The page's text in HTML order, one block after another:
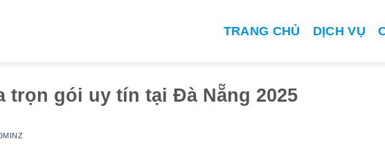
TRANG CHỦ DỊCH VỤ
trọn gói uy tín tại Đà Nẵng 2025